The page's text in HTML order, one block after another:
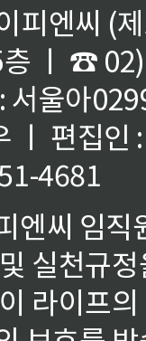
피엔씨 (
층 ㅣ ☎
서울아
ㅣ 편집인
4681
엔씨 임
및 실천규
라이프